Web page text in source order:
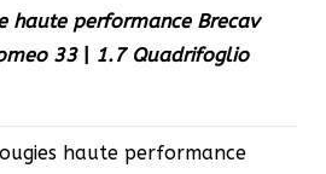
haute performance Brecav
33
1.7 Quadrifoglio
haute performance